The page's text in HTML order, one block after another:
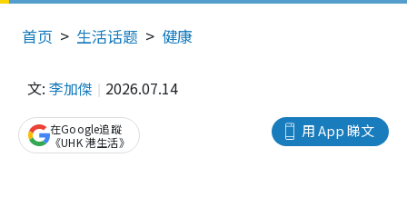
首页 生活话题 健康
文: 李加傑 2026.07.14
用 App 睇文
在Google追蹤
《UHK 港生活》